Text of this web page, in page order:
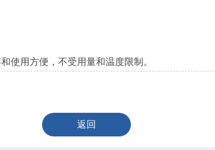
使用方便，不受用量和温度限制。